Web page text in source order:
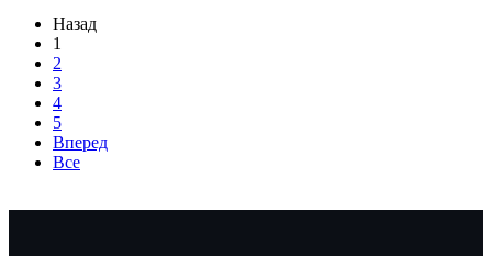
Назад
1
2
3
4
5
Вперед
Все